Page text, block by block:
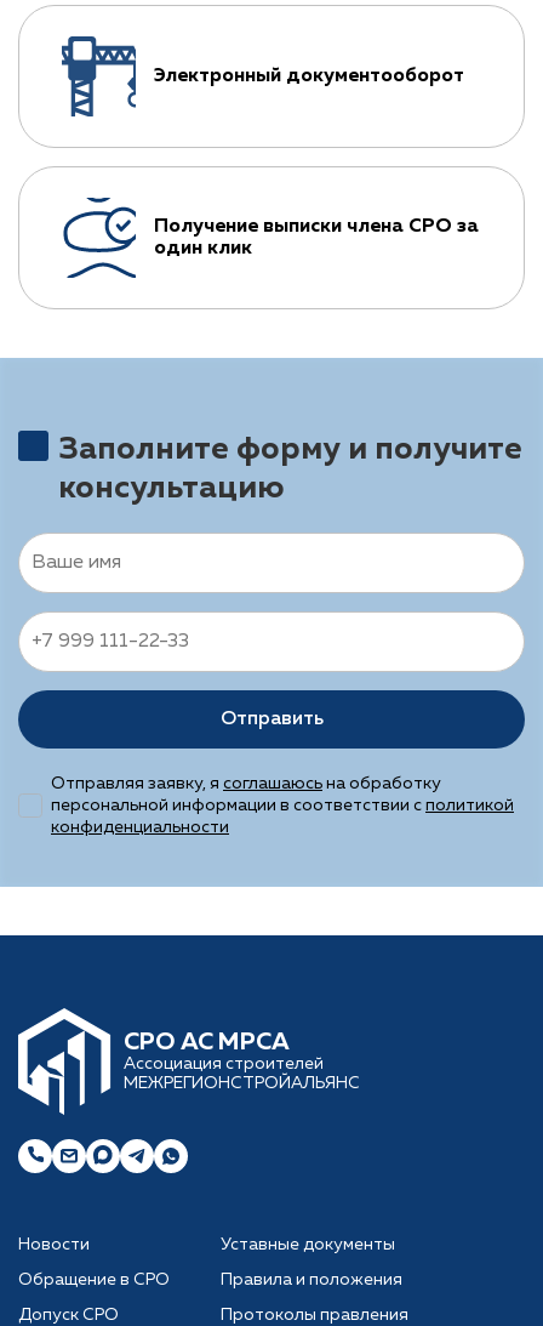
Электронный документооборот
Получение выписки члена СРО за
один клик
Заполните форму и получите
консультацию
Отправить
Отправляя заявку, я соглашаюсь на обработку
персональной информации в соответствии с политикой
конфиденциальности
CРО АС МРСА
Ассоциация строителей
МЕЖРЕГИОНСТРОЙАЛЬЯНС
Новости
Обращение в СРО
Допуск СРО
Уставные документы
Правила и положения
Протоколы правления